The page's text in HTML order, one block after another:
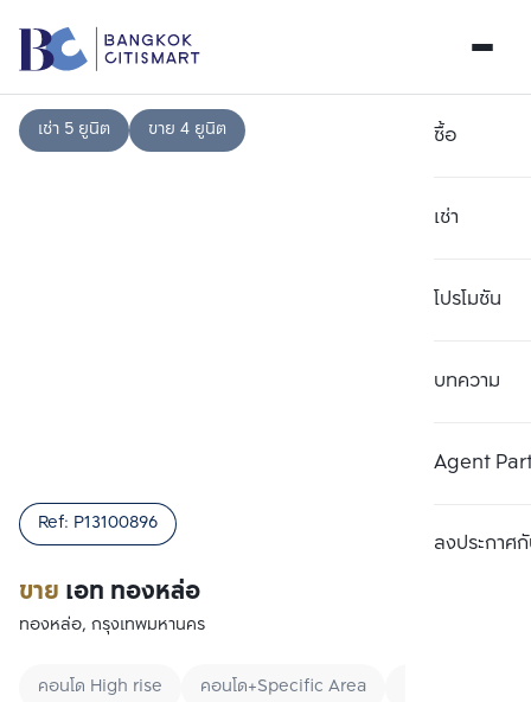
ซื้อ
เช่า
โปรโมชัน
บทความ
Agent
ลงประกาศกั
เช่า 5 ยูนิต ขาย 4 ยูนิต
ขาย เอท ทองหล่อ
Ref: P13100896
ทองหล่อ, กรุงเทพมหานคร
คอนโด High rise คอนโด+Specific Area